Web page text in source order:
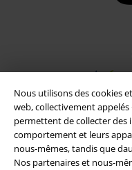
Nous utilisons des cookies
web, collectivement appelés
permettent de collecter des
comportement et leurs
nous-mêmes, tandis que
Nos partenaires et nous-